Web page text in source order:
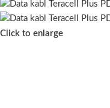
Click to enlarge